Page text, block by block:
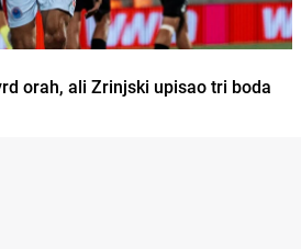
orah, ali Zrinjski upisao tri boda